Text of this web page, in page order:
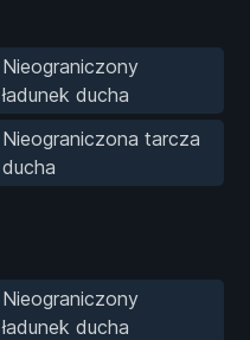
Nieograniczony
ładunek ducha
Nieograniczona tarcza
ducha
Nieograniczony
ładunek ducha